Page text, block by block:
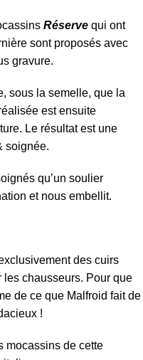
Réserve qui ont
sont proposés avec
gravure.
sous la semelle, que la
est ensuite
Le résultat est une
soignée.
qu’un soulier
et nous embellit.
des cuirs
les chausseurs. Pour que
de ce que Malfroid fait de
!
mocassins de cette